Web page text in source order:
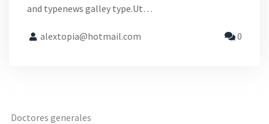
and typenews galley type.Ut…
alextopia@hotmail.com 0
Doctores generales